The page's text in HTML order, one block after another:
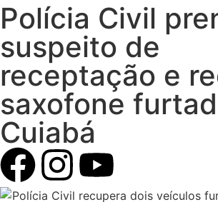
Polícia Civil
suspeito de
receptação e
saxofone
Cuiabá